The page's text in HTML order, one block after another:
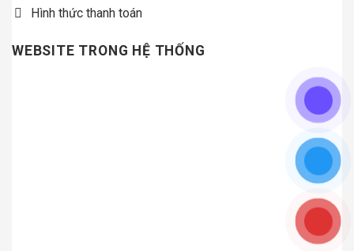
Hình thức thanh toán
WEBSITE TRONG HỆ THỐNG